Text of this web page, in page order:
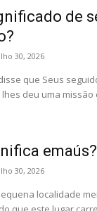
de
30, 2026
que Seus
deu uma missão
emaús?
30, 2026
localidade